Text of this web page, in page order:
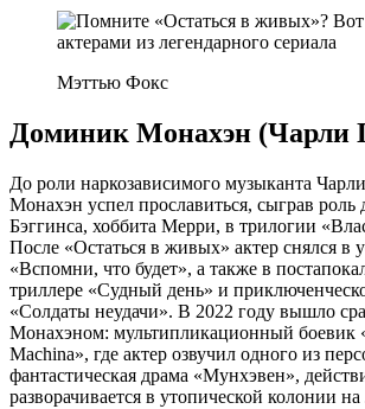
Мэттью Фокс
Доминик Монахэн (Чарли
До роли наркозависимого музыканта
Монахэн успел прославиться, сыграв роль
Бэггинса, хоббита Мерри, в трилогии
После «Остаться в живых» актер снялся в
«Вспомни, что будет», а также в
триллере «Судный день» и
«Солдаты неудачи». В 2022 году вышло
Монахэном: мультипликационный боевик
Machina», где актер озвучил одного из
фантастическая драма «Мунхэвен»,
разворачивается в утопической колонии